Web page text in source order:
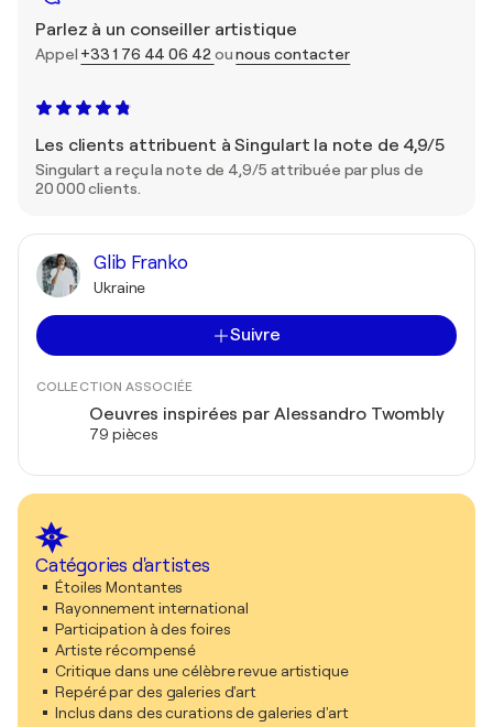
Parlez à un conseiller artistique
Appel +33 1 76 44 06 42 ounous contacter
Les clients attribuent à Singulart la note de 4,9/5
Singulart a reçu la note de 4,9/5 attribuée par plus de
20 000 clients.
Glib Franko
Ukraine
Suivre
COLLECTION ASSOCIÉE
Oeuvres inspirées par Alessandro Twombly
79 pièces
Catégories d'artistes
Étoiles Montantes
Rayonnement international
Participation à des foires
Artiste récompensé
Critique dans une célèbre revue artistique
Repéré par des galeries d'art
Inclus dans des curations de galeries d'art